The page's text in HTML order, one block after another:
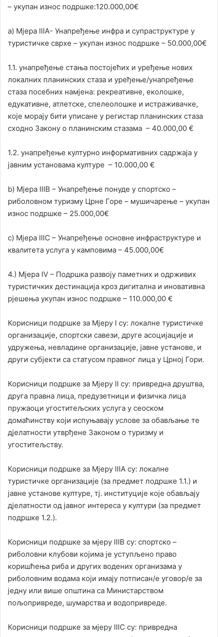
– укупан износ подршке:120.000,00€
а) Мјера IIIА- Унапређење инфра и супраструктуре у
туристичке сврхе – укупан износ подршке – 50.000,00€
1.1. унапређење стања постојећих и уређење нових
локалних планинских стаза и уређење/унапређење
стаза посебних намјена: рекреативне, еколошке,
едукативне, атлетске, спелеолошке и истраживачке,
које морају бити уписане у регистар планинских стаза
сходно Закону о планинским стазама – 40.000,00 €
1.2. унапређење културно информативних садржаја у
јавним установама културе – 10.000,00 €
b) Мјера IIIB – Унапређење понуде у спортско –
риболовном туризму Црне Горе – мушичарење – укупан
износ подршке – 25.000,00€
c) Мјера IIIC – Унапређење основне инфраструктуре и
квалитета услуга у камповима – 45.000,00€
4.) Мјера IV – Подршка развоју паметних и одрживих
туристичких дестинација кроз дигитална и иновативна
рјешења укупан износ подршке – 110.000,00 €
Корисници подршке за Мјеру I су: локалне туристичке
организације, спортски савези, друге асоцијације и
удружења, невладине организације, јавне установе, и
други субјекти са статусом правног лица у Црној Гори.
Корисници подршке за Мјеру II су: привредна друштва,
друга правна лица, предузетници и физичка лица
пружаоци угоститељских услуга у сеоском
домаћинству који испуњавају услове за обављање те
дјелатности утврђене Законом о туризму и
угоститељству.
Корисници подршке за Мјеру IIIА су: локалне
туристичке организације (за предмет подршке 1.1.) и
јавне установе културе, тј. институције које обављају
дјелатности од јавног интереса у култури (за предмет
подршке 1.2.).
Корисници подршке за мјеру IIIB су: спортско –
риболовни клубови којима је уступљено право
коришћења риба и других водених организама у
риболовним водама који имају потписан/е уговор/е за
једну или више општина са Министарством
пољопривреде, шумарства и водопривреде.
Корисници подршке за мјеру IIIC су: привредна